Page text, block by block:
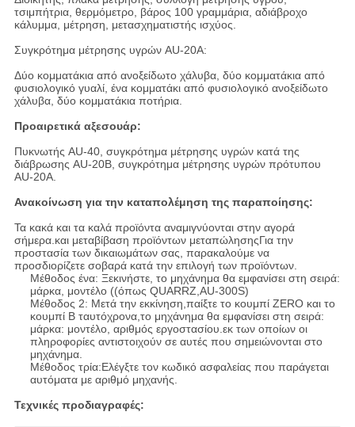
τσιμπήτρια, θερμόμετρο, βάρος 100 γραμμάρια, αδιάβροχο
κάλυμμα, μέτρηση, μετασχηματιστής ισχύος.
Συγκρότημα μέτρησης υγρών AU-20A:
Δύο κομματάκια από ανοξείδωτο χάλυβα, δύο κομματάκια από
φυσιολογικό γυαλί, ένα κομματάκι από φυσιολογικό ανοξείδωτο
χάλυβα, δύο κομματάκια ποτήρια.
Προαιρετικά αξεσουάρ:
Πυκνωτής AU-40, συγκρότημα μέτρησης υγρών κατά της
διάβρωσης AU-20B, συγκρότημα μέτρησης υγρών πρότυπου
AU-20A.
Ανακοίνωση για την καταπολέμηση της παραποίησης:
Τα κακά και τα καλά προϊόντα αναμιγνύονται στην αγορά
σήμερα.και μεταβίβαση προϊόντων μεταπώλησηςΓια την
προστασία των δικαιωμάτων σας, παρακαλούμε να
προσδιορίζετε σοβαρά κατά την επιλογή των προϊόντων.
Μέθοδος ένα: Ξεκινήστε, το μηχάνημα θα εμφανίσει στη σειρά:
μάρκα, μοντέλο ((όπως QUARRZ,AU-300S)
Μέθοδος 2: Μετά την εκκίνηση,παίξτε το κουμπί ZERO και το
κουμπί B ταυτόχρονα,το μηχάνημα θα εμφανίσει στη σειρά:
μάρκα: μοντέλο, αριθμός εργοστασίου.εκ των οποίων οι
πληροφορίες αντιστοιχούν σε αυτές που σημειώνονται στο
μηχάνημα.
Μέθοδος τρία:Ελέγξτε τον κωδικό ασφαλείας που παράγεται
αυτόματα με αριθμό μηχανής.
Τεχνικές προδιαγραφές: